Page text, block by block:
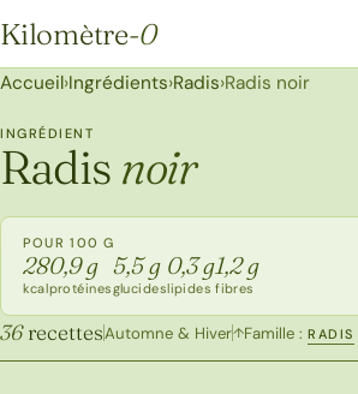
Kilomètre-0
Kilomètre-0
Accueil›Ingrédients›Radis›Radis noir
INGRÉDIENT
Radis noir
POUR 100 G
28
kcal
0,9 g
protéines
5,5 g
glucides
0,3 g
lipides
1,2 g
fibres
36recettesAutomne & Hiver↑Famille : RADIS